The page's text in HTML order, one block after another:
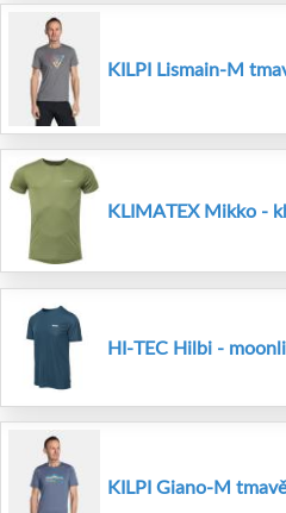
KILPI Lismain-M
KLIMATEX Mikko -
HI-TEC Hilbi -
KILPI Giano-M